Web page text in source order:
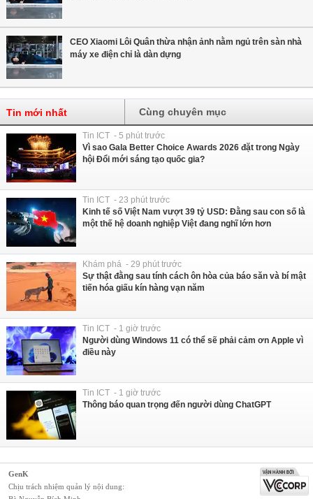
CEO Xiaomi Lôi Quân thừa nhận ảnh nằm ngủ trên sàn nhà
máy xe điện chỉ là dàn dựng
Tin mới nhất Cùng chuyên mục
Tin ICT - 5 phút trước
Vì sao Gala Better Choice Awards 2026 đặt trong Ngày
hội Đổi mới sáng tạo quốc gia?
Tin ICT - 23 phút trước
Kinh tế số Việt Nam vượt 39 tỷ USD: Đằng sau con số là
một thế hệ doanh nghiệp Việt đang nghĩ lớn hơn
Khám phá - 29 phút trước
Sự thật đằng sau tính cách ôn hòa của báo săn và bí mật
tiến hóa giấu kín hàng vạn năm
Tin ICT - 1 giờ trước
Người dùng Windows 11 có thể sẽ phải cảm ơn Apple vì
điều này
Tin ICT - 1 giờ trước
Thông báo quan trọng đến người dùng ChatGPT
GenK
Chịu trách nhiệm quản lý nội dung: